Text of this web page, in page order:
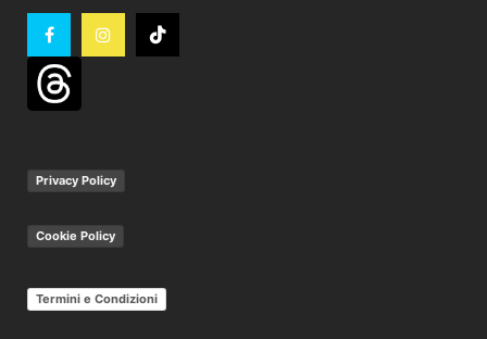
Privacy Policy
Cookie Policy
Termini e Condizioni